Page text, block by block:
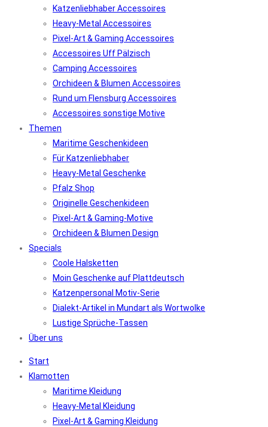
Katzenliebhaber Accessoires
Heavy-Metal Accessoires
Pixel-Art & Gaming Accessoires
Accessoires Uff Pälzisch
Camping Accessoires
Orchideen & Blumen Accessoires
Rund um Flensburg Accessoires
Accessoires sonstige Motive
Themen
Maritime Geschenkideen
Für Katzenliebhaber
Heavy-Metal Geschenke
Pfalz Shop
Originelle Geschenkideen
Pixel-Art & Gaming-Motive
Orchideen & Blumen Design
Specials
Coole Halsketten
Moin Geschenke auf Plattdeutsch
Katzenpersonal Motiv-Serie
Dialekt-Artikel in Mundart als Wortwolke
Lustige Sprüche-Tassen
Über uns
Start
Klamotten
Maritime Kleidung
Heavy-Metal Kleidung
Pixel-Art & Gaming Kleidung